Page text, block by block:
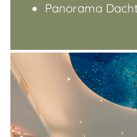
Panorama